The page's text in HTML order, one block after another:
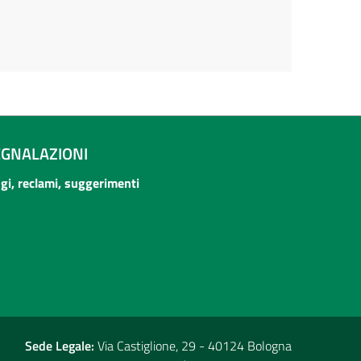
reclami, suggerimenti
Sede Legale: Via Castiglione, 29 - 40124 Bologna